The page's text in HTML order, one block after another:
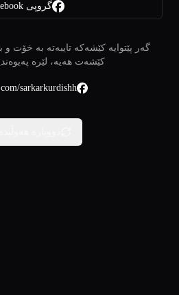
گروپی Facebook
گەر پێتوایە کێشەکە تایبەتە بە خۆت
کێشەت هەیە، لێرە
sarkarkurdishh